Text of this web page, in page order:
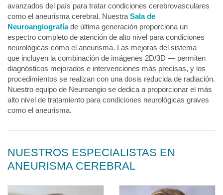
avanzados del país para tratar condiciones cerebrovasculares
como el aneurisma cerebral. Nuestra Sala de
Neuroangiografíade última generación proporciona un
espectro completo de atención de alto nivel para condiciones
neurológicas como el aneurisma. Las mejoras del sistema —
que incluyen la combinación de imágenes 2D/3D — permiten
diagnósticos mejorados e intervenciones más precisas, y los
procedimientos se realizan con una dosis reducida de radiación.
Nuestro equipo de Neuroangio se dedica a proporcionar el más
alto nivel de tratamiento para condiciones neurológicas graves
como el aneurisma.
NUESTROS ESPECIALISTAS EN
ANEURISMA CEREBRAL